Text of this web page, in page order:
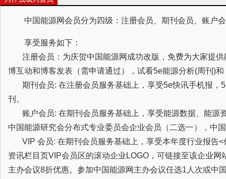
中国能源网会员分为四级：注册会员、期刊会员、账户
享受服务如下：
注册会员：为庆贺中国能源网成功改版，免费为大家提供
博互动和博客发表（需申请通过），试看5e能源分析(周刊)
期刊会员: 在注册会员服务基础上，享受5e快讯手机报，
刊。
账户会员: 在期刊会员服务基础上，享受能源数据、能源
中国能源研究会分布式专业委员会企业会员（二选一），中
VIP 会员: 在期刊会员服务基础上，享受本年度行业报告<
资讯栏目页VIP会员区的滚动企业LOGO，可链接至该企业
主办会议8折优惠。参加中国能源网主办会议任选1人次或中